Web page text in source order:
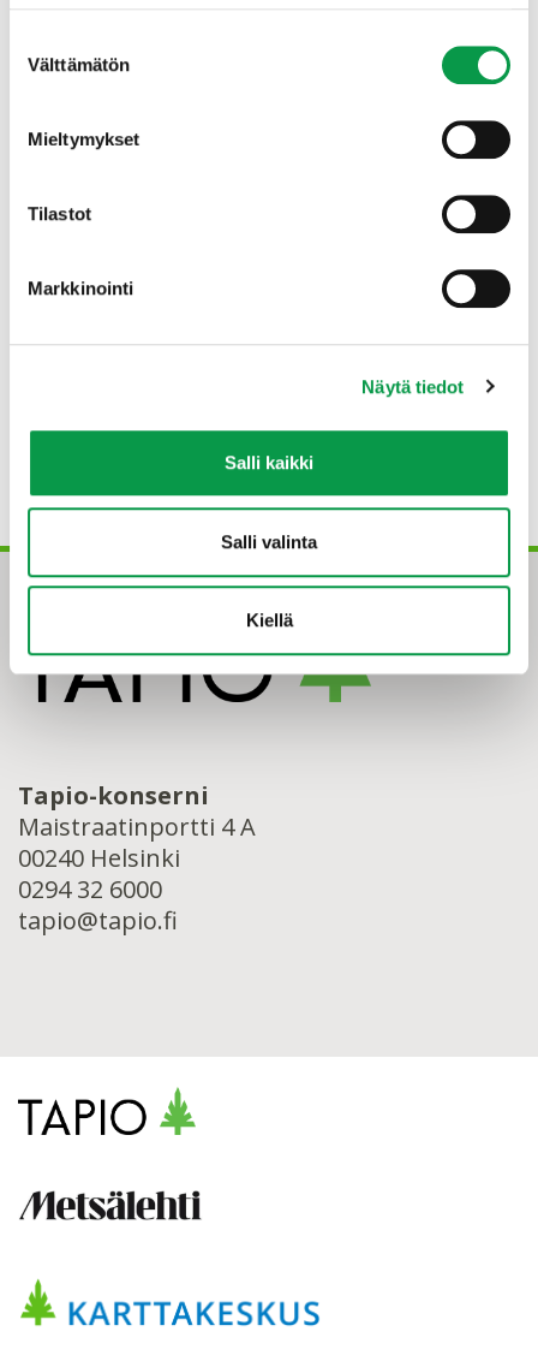
valinta
Välttämätön
Mieltymykset
Tilastot
Markkinointi
Näytä tiedot
Salli kaikki
Salli valinta
Kiellä
paikallisia toimijoita sekä tutkimuslaitoksia.
Ilmastonmuutos haltuun -
, Tapio, asiantuntija. nora.arnkil(a)tapio.fi,
Kansallinen ilmastonmuutokseen
sopeutumissuunnitelma 2022
Tapio-konserni
Maistraatinportti 4 A
00240 Helsinki
0294 32 6000
tapio@tapio.fi